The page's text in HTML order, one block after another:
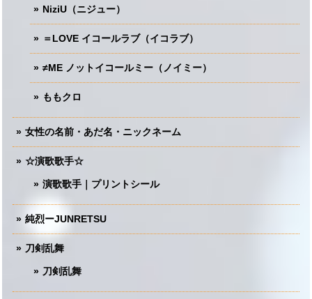
NiziU（ニジュー）
＝LOVE イコールラブ（イコラブ）
≠ME ノットイコールミー（ノイミー）
ももクロ
女性の名前・あだ名・ニックネーム
☆演歌歌手☆
演歌歌手｜プリントシール
純烈ーJUNRETSU
刀剣乱舞
刀剣乱舞